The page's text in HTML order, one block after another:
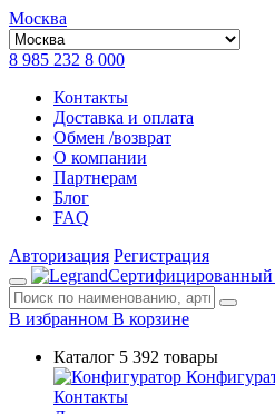
Москва
8 985 232 8 000
Контакты
Доставка и оплата
Обмен /возврат
О компании
Партнерам
Блог
FAQ
Авторизация Регистрация
Сертифицированный
В избранном В корзине
Каталог 5 392 товары
Контакты